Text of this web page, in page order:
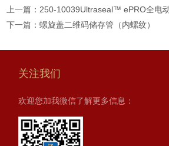
上一篇：250-10039Ultraseal™ ePRO全电
下一篇：螺旋盖二维码储存管（内螺纹）
关注我们
欢迎您加我微信了解更多信息：